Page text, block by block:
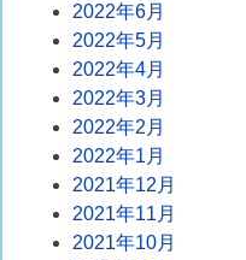
2022年6月
2022年5月
2022年4月
2022年3月
2022年2月
2022年1月
2021年12月
2021年11月
2021年10月